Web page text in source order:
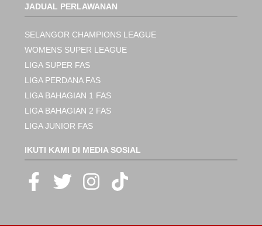
JADUAL PERLAWANAN
SELANGOR CHAMPIONS LEAGUE
WOMENS SUPER LEAGUE
LIGA SUPER FAS
LIGA PERDANA FAS
LIGA BAHAGIAN 1 FAS
LIGA BAHAGIAN 2 FAS
LIGA JUNIOR FAS
IKUTI KAMI DI MEDIA SOSIAL